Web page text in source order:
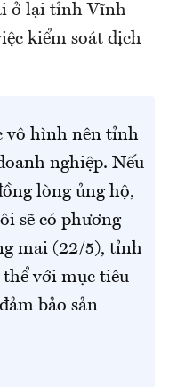
ở lại tỉnh Vĩnh
kiểm soát dịch
vô hình nên tỉnh
nghiệp. Nếu
lòng ủng hộ,
sẽ có phương
mai (22/5), tỉnh
với mục tiêu
bảo sản